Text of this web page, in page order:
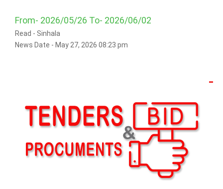
From- 2026/05/26 To- 2026/06/02
Read - Sinhala
News Date - May 27, 2026 08:23 pm